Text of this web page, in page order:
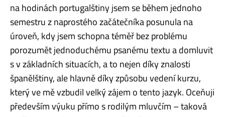
na hodinách portugalštiny jsem se během jednoho
semestru z naprostého začátečníka posunula na
úroveň, kdy jsem schopna téměř bez problému
porozumět jednoduchému psanému textu a domluvit
s v základních situacích, a to nejen díky znalosti
španělštiny, ale hlavně díky způsobu vedení kurzu,
který ve mě vzbudil velký zájem o tento jazyk. Oceňuji
především výuku přímo s rodilým mluvčím – taková